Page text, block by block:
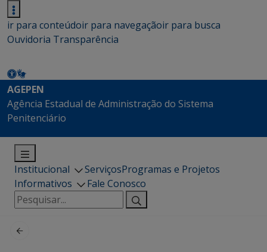
ir para conteúdoir para navegaçãoir para busca
Ouvidoria Transparência
AGEPEN
Agência Estadual de Administração do Sistema
Penitenciário
Institucional ServiçosProgramas e Projetos
Informativos
Fale Conosco
Pesquisar
por: